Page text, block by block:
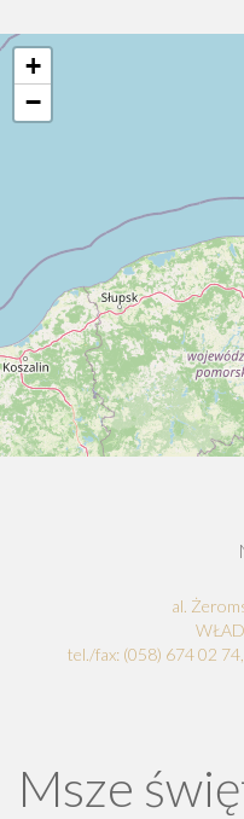
+
−
al.
tel./fax: (058) 674 02
Msze